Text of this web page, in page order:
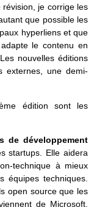
je corrige les
que possible les
hyperliens et que
le contenu en
nouvelles éditions
externes, une demi-
édition sont les
de développement
startups. Elle aidera
technique à mieux
équipes techniques.
open source que les
de Microsoft.